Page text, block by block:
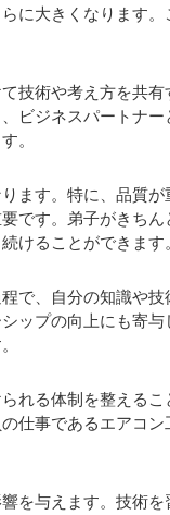
に大きくなります
技術や考え方を共
ビジネスパートナー
。
ます。特に、品質が
です。弟子がきち
けることができます
で、自分の知識や
ップの向上にも寄
れる体制を整える
仕事であるエアコ
を与えます。技術